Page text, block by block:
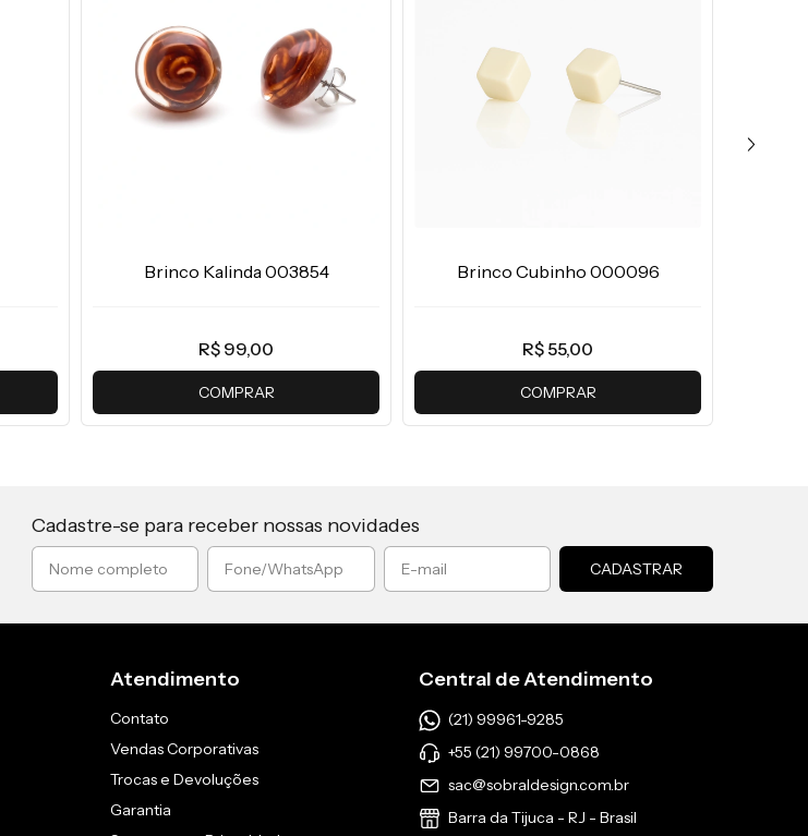
Brinco Kalinda 003854
R$ 99,00
COMPRAR
Brinco Cubinho 000096
R$ 55,00
COMPRAR
Cadastre-se para receber nossas novidades
Atendimento
Contato
Vendas Corporativas
Trocas e Devoluções
Garantia
Central de Atendimento
(21) 99961-9285
+55 (21) 99700-0868
sac@sobraldesign.com.br
Barra da Tijuca - RJ - Brasil